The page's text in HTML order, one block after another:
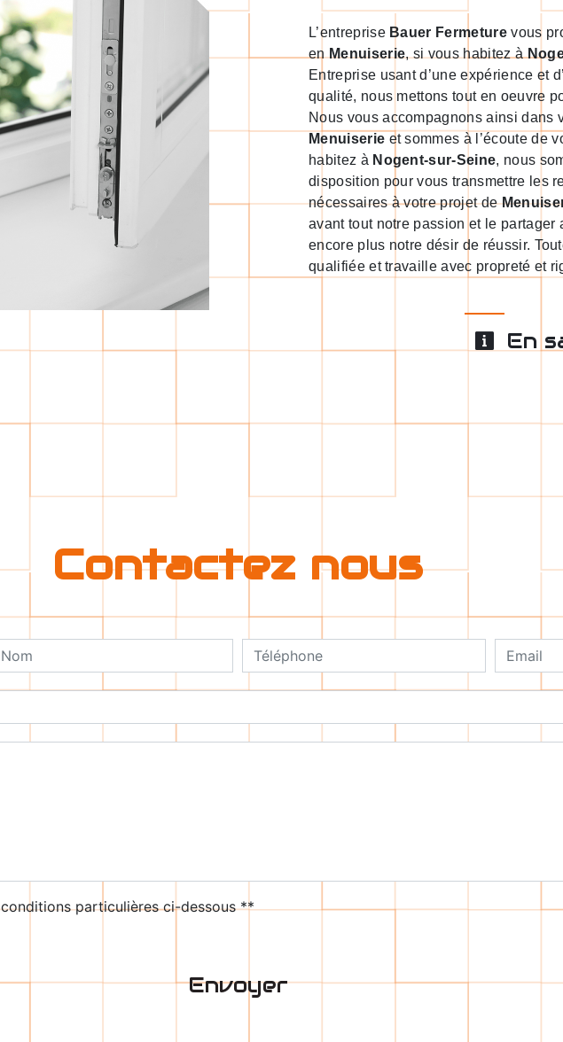
L’entreprise Bauer Fermeturevous
enMenuiserie, si vous habitez à
Entreprise usant d’une expérience et
qualité, nous mettons tout en oeuvre
Nous vous accompagnons ainsi dans
Menuiserie et sommes à l’écoute de
habitez à Nogent-sur-Seine, nous
disposition pour vous transmettre les
nécessaires à votre projet de
avant tout notre passion et le partager
encore plus notre désir de réussir.
qualifiée et travaille avec propreté et
En
Contactez nous
particulières ci-dessous **
Envoyer